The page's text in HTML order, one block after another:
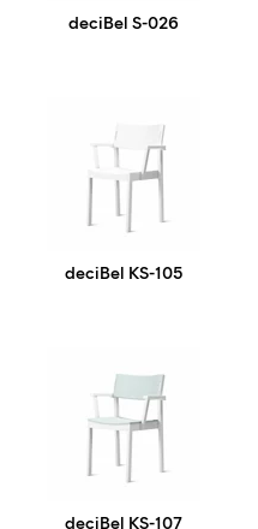
deciBel S-026
deciBel KS-105
deciBel KS-107